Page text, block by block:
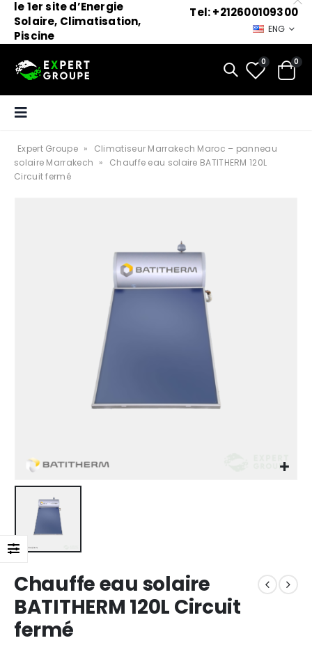
le 1er site d’Energie
Solaire, Climatisation,
Piscine
Tel: +212600109300
ENG
0 0
Expert Groupe »
Climatiseur Marrakech Maroc – panneau
solaire Marrakech »
Chauffe eau solaire BATITHERM 120L
Circuit fermé
Chauffe eau solaire
BATITHERM 120L Circuit
fermé